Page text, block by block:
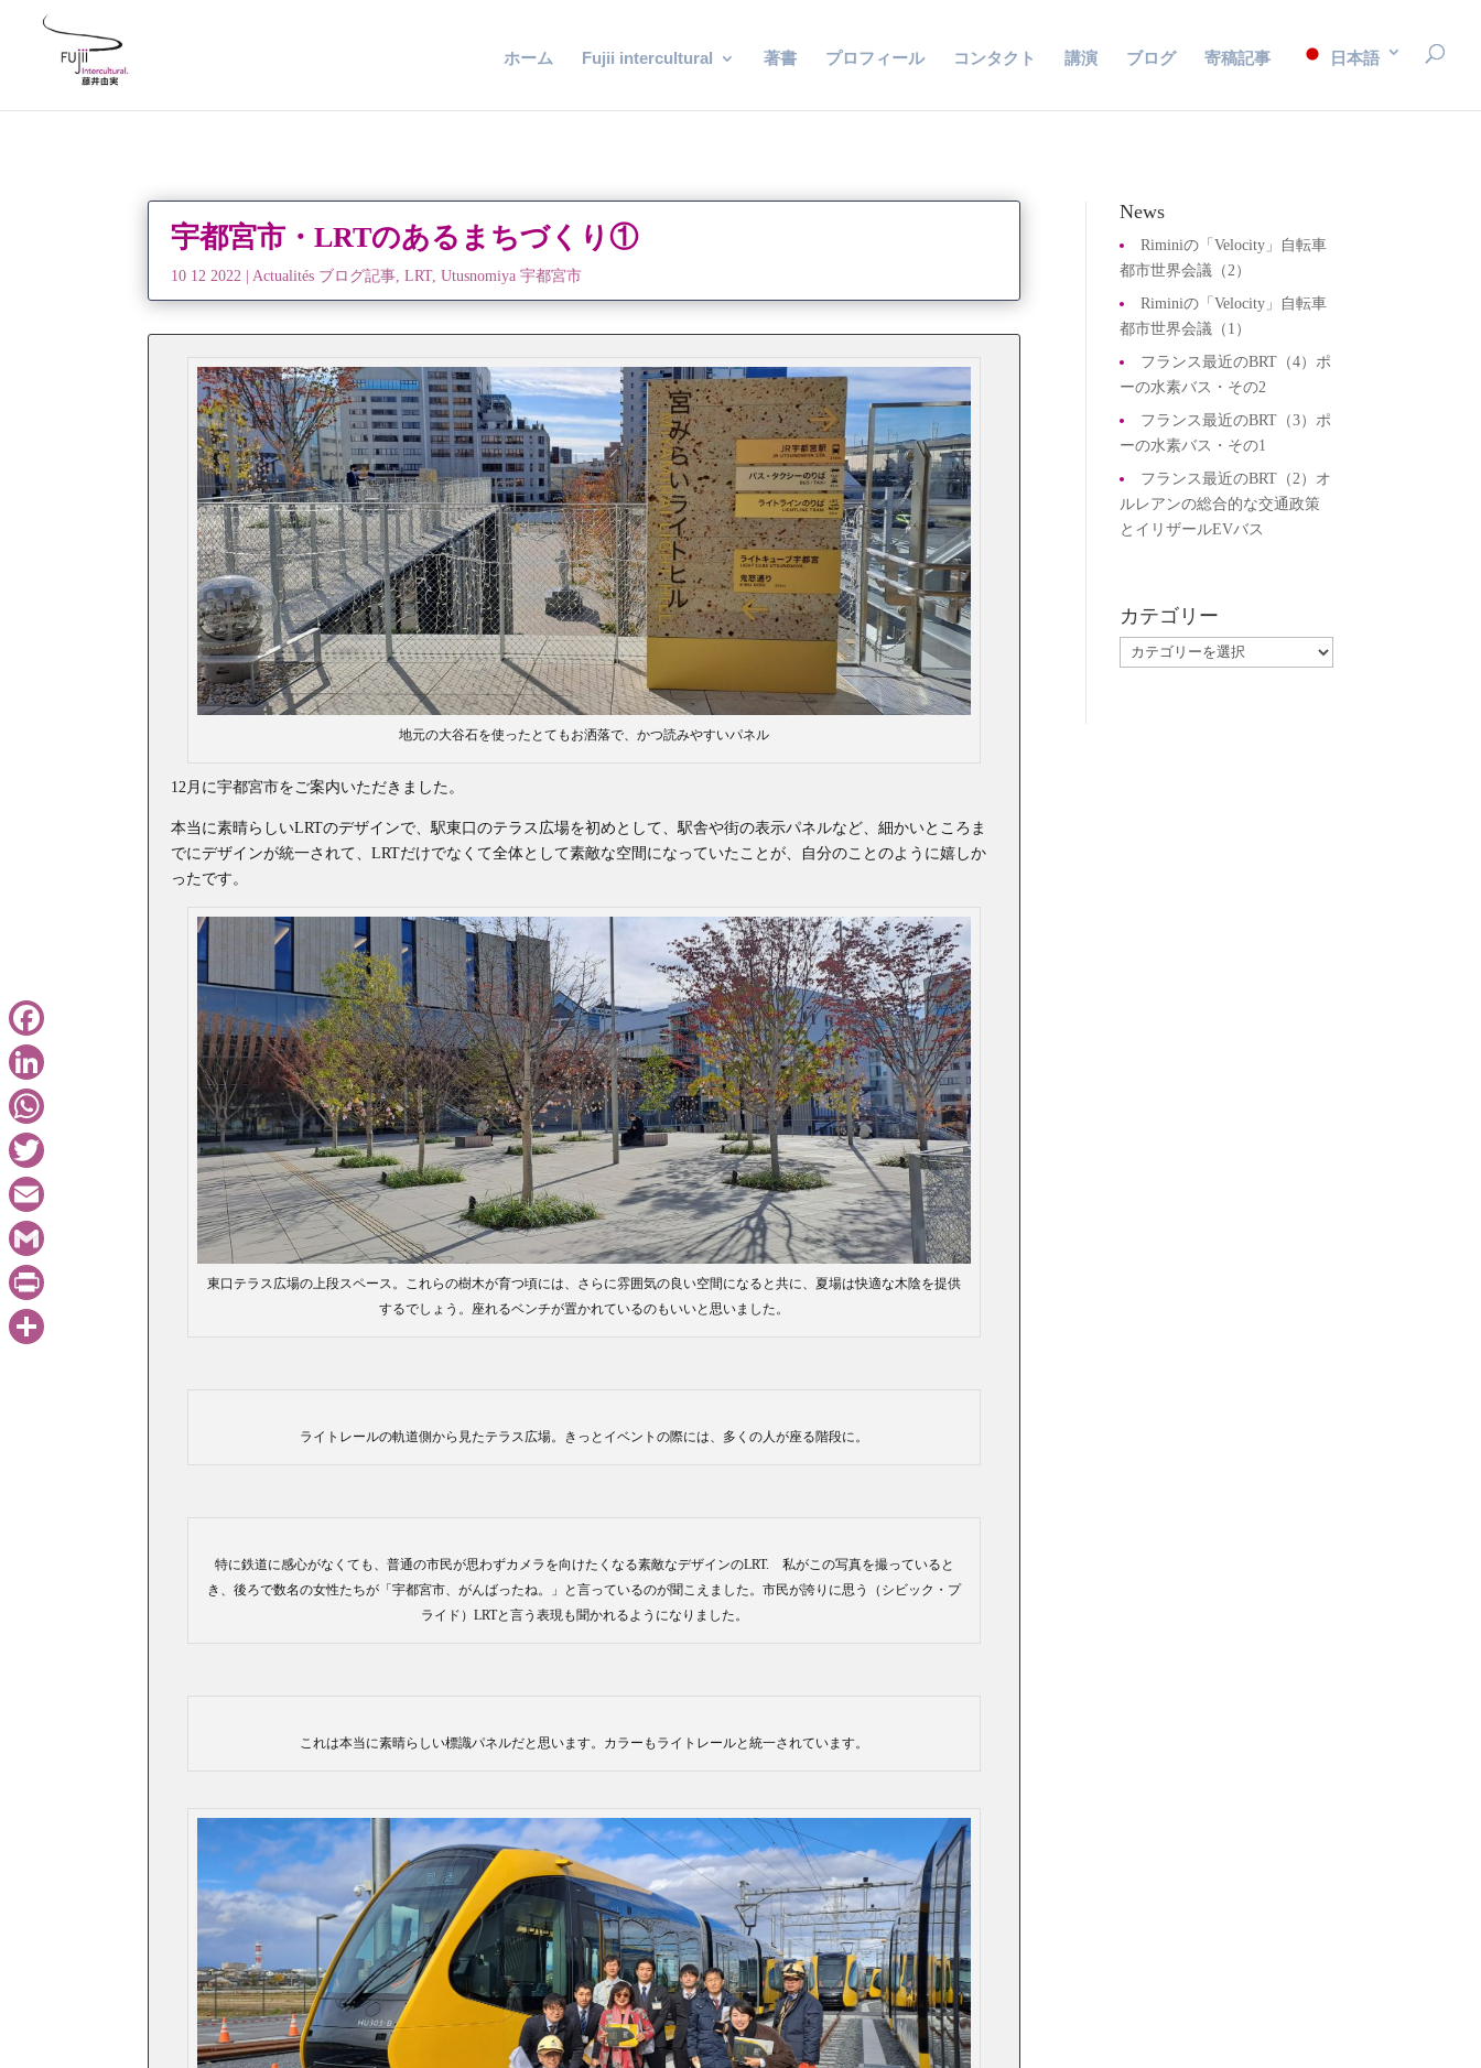
ホーム Fujii intercultural 著書 プロフィール コンタクト 講演 ブログ 寄稿記事 日本語
宇都宮市・LRTのあるまちづくり①
10 12 2022 |Actualités ブログ記事,LRT,Utusnomiya 宇都宮市
地元の大谷石を使ったとてもお洒落で、かつ読みやすいパネル
12月に宇都宮市をご案内いただきました。
本当に素晴らしいLRTのデザインで、駅東口のテラス広場を初めとして、駅舎や街の表示パネルなど、細かいところま
でにデザインが統一されて、LRTだけでなくて全体として素敵な空間になっていたことが、自分のことのように嬉しか
ったです。
東口テラス広場の上段スペース。これらの樹木が育つ頃には、さらに雰囲気の良い空間になると共に、夏場は快適な木陰を提供
するでしょう。座れるベンチが置かれているのもいいと思いました。
ライトレールの軌道側から見たテラス広場。きっとイベントの際には、多くの人が座る階段に。
特に鉄道に感心がなくても、普通の市民が思わずカメラを向けたくなる素敵なデザインのLRT. 私がこの写真を撮っていると
き、後ろで数名の女性たちが「宇都宮市、がんばったね。」と言っているのが聞こえました。市民が誇りに思う（シビック・プ
ライド）LRTと言う表現も聞かれるようになりました。
これは本当に素晴らしい標識パネルだと思います。カラーもライトレールと統一されています。
News
Riminiの「Velocity」自転車
都市世界会議（2）
Riminiの「Velocity」自転車
都市世界会議（1）
フランス最近のBRT（4）ポ
ーの水素バス・その2
フランス最近のBRT（3）ポ
ーの水素バス・その1
フランス最近のBRT（2）オ
ルレアンの総合的な交通政策
とイリザールEVバス
カテゴリー
カ
Facebook
LinkedIn
WhatsApp
Twitter
Email
Gmail
PrintFriendly